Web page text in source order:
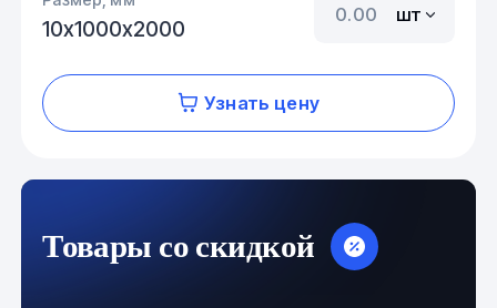
10х1000х2000
шт
Узнать цену
Товары со скидкой